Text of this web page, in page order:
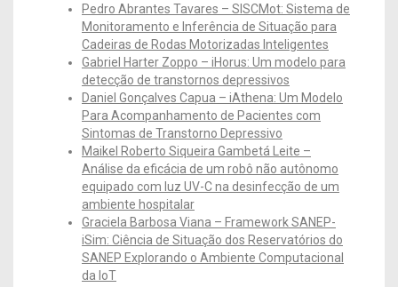
Pedro Abrantes Tavares – SISCMot: Sistema de
Monitoramento e Inferência de Situação para
Cadeiras de Rodas Motorizadas Inteligentes
Gabriel Harter Zoppo – iHorus: Um modelo para
detecção de transtornos depressivos
Daniel Gonçalves Capua – iAthena: Um Modelo
Para Acompanhamento de Pacientes com
Sintomas de Transtorno Depressivo
Maikel Roberto Siqueira Gambetá Leite –
Análise da eficácia de um robô não autônomo
equipado com luz UV-C na desinfecção de um
ambiente hospitalar
Graciela Barbosa Viana – Framework SANEP-
iSim: Ciência de Situação dos Reservatórios do
SANEP Explorando o Ambiente Computacional
da IoT